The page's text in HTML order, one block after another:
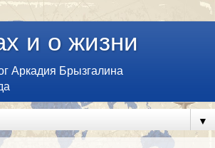
и о жизни
Аркадия Брызгалина
▼